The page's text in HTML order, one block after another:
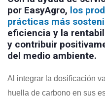
por EasyAgro, los
prácticas más
eficiencia y la
y contribuir
del medio ambiente.
Al integrar la dosificación
huella de carbono en sus